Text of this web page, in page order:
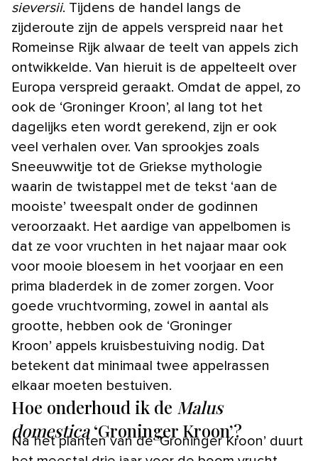
sieversii. Tijdens de handel langs de
zijderoute zijn de appels verspreid naar het
Romeinse Rijk alwaar de teelt van appels zich
ontwikkelde. Van hieruit is de appelteelt over
Europa verspreid geraakt. Omdat de appel, zo
ook de ‘Groninger Kroon’, al lang tot het
dagelijks eten wordt gerekend, zijn er ook
veel verhalen over. Van sprookjes zoals
Sneeuwwitje tot de Griekse mythologie
waarin de twistappel met de tekst ‘aan de
mooiste’ tweespalt onder de godinnen
veroorzaakt. Het aardige van appelbomen is
dat ze voor vruchten in het najaar maar ook
voor mooie bloesem in het voorjaar en een
prima bladerdek in de zomer zorgen. Voor
goede vruchtvorming, zowel in aantal als
grootte, hebben ook de ‘Groninger
Kroon’ appels kruisbestuiving nodig. Dat
betekent dat minimaal twee appelrassen
elkaar moeten bestuiven.
Hoe onderhoud ik de Malus
domestica‘Groninger Kroon’?
Na het planten van de ‘Groninger Kroon’ duurt